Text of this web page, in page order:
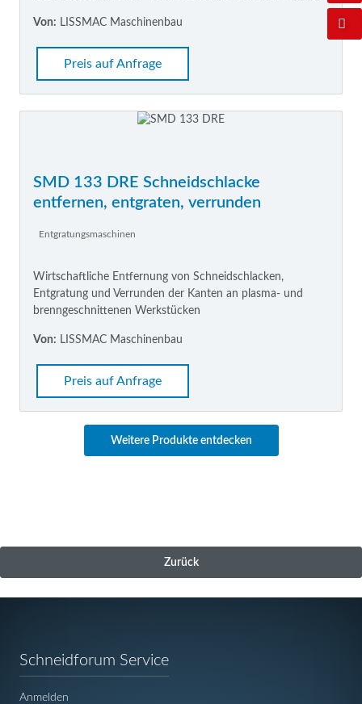
Von: LISSMAC Maschinenbau
Preis auf Anfrage
SMD 133 DRE Schneidschlacke
entfernen, entgraten, verrunden
Entgratungsmaschinen
Wirtschaftliche Entfernung von Schneidschlacken,
Entgratung und Verrunden der Kanten an plasma- und
brenngeschnittenen Werkstücken
Von: LISSMAC Maschinenbau
Preis auf Anfrage
Weitere Produkte entdecken
Zurück
Schneidforum Service
Anmelden